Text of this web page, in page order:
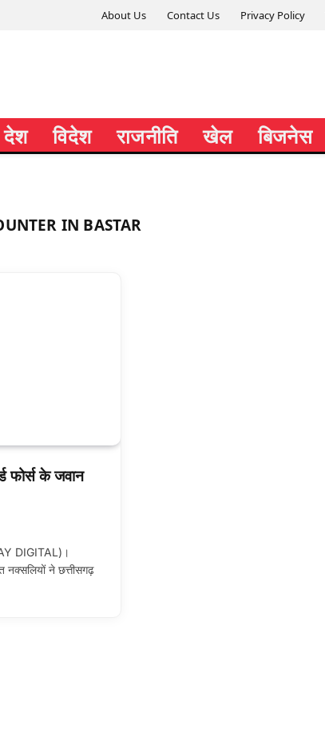
About Us Contact Us Privacy Policy
देश विदेश राजनीति खेल बिजनेस
IN BASTAR
फोर्स के जवान
DIGITAL)।
नक्सलियों ने छत्तीसगढ़